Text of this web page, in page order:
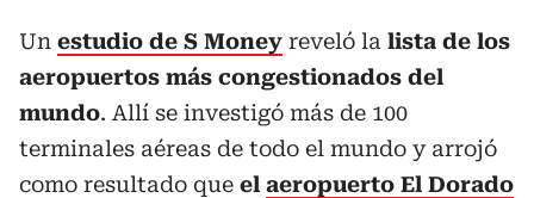
Un estudio de S Money reveló la lista de los
aeropuertos más congestionados del
mundo. Allí se investigó más de 100
terminales aéreas de todo el mundo y arrojó
como resultado que el aeropuerto El Dorado